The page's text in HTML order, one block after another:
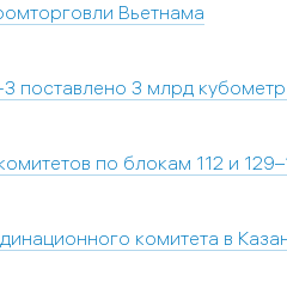
Вьетнама
поставлено 3 млрд
по блокам 112 и
комитета в